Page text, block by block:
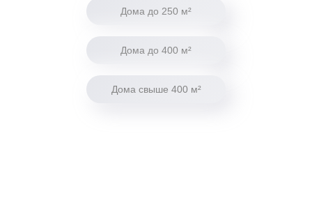
Дома до 250 м²
Дома до 400 м²
Дома свыше 400 м²